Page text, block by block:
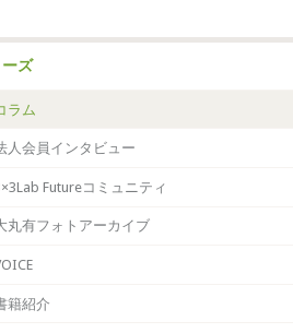
ズ
ラム
人会員インタビュー
Futureコミュニティ
丸有フォトアーカイブ
籍紹介